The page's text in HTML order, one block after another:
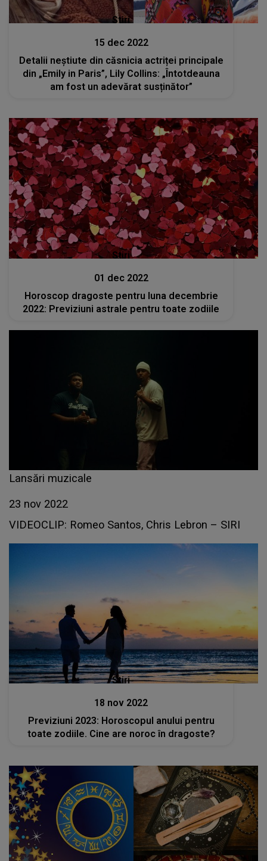
Stiri
15 dec 2022
Detalii neștiute din căsnicia actriței principale
din „Emily in Paris”, Lily Collins: „Întotdeauna
am fost un adevărat susținător”
Stiri
01 dec 2022
Horoscop dragoste pentru luna decembrie
2022: Previziuni astrale pentru toate zodiile
Lansări muzicale
23 nov 2022
VIDEOCLIP: Romeo Santos, Chris Lebron – SIRI
Stiri
18 nov 2022
Previziuni 2023: Horoscopul anului pentru
toate zodiile. Cine are noroc în dragoste?